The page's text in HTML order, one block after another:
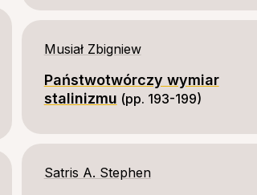
Musiał Zbigniew
Państwotwórczy wymiar
stalinizmu (pp. 193-199)
Satris A. Stephen